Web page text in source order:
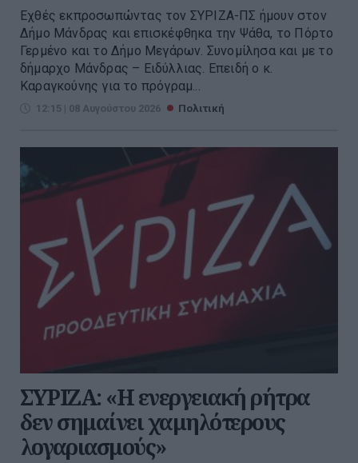
Εχθές εκπροσωπώντας τον ΣΥΡΙΖΑ-ΠΣ ήμουν στον
Δήμο Μάνδρας και επισκέφθηκα την Ψάθα, το Πόρτο
Γερμένο και το Δήμο Μεγάρων. Συνομίλησα και με το
δήμαρχο Μάνδρας – Ειδύλλιας. Επειδή ο κ.
Καραγκούνης για το πρόγραμ...
12:15 | 08 Αυγούστου 2026 Πολιτική
ΣΥΡΙΖΑ: «Η ενεργειακή ρήτρα
δεν σημαίνει χαμηλότερους
λογαριασμούς»